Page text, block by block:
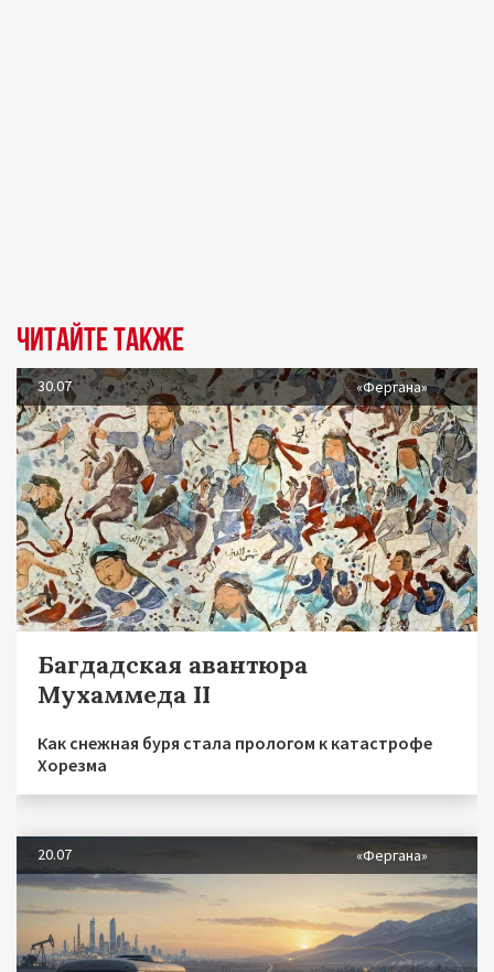
Читайте также
30.07 «Фергана»
Багдадская авантюра
Мухаммеда II
Как снежная буря стала прологом к катастрофе
Хорезма
20.07 «Фергана»